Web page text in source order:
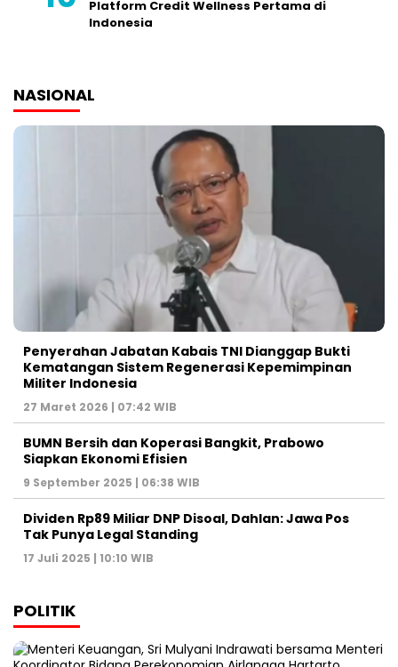
Platform Credit Wellness Pertama di
Indonesia
NASIONAL
Penyerahan Jabatan Kabais TNI Dianggap Bukti
Kematangan Sistem Regenerasi Kepemimpinan
Militer Indonesia
27 Maret 2026 | 07:42 WIB
BUMN Bersih dan Koperasi Bangkit, Prabowo
Siapkan Ekonomi Efisien
9 September 2025 | 06:38 WIB
Dividen Rp89 Miliar DNP Disoal, Dahlan: Jawa Pos
Tak Punya Legal Standing
17 Juli 2025 | 10:10 WIB
POLITIK